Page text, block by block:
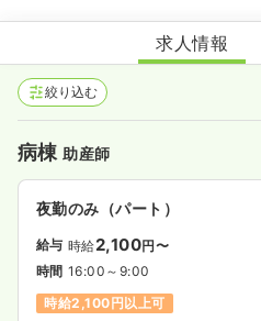
福永
求人情報
絞り込む
病棟 助産師
夜勤のみ（パート）
給与 時給2,100円〜
時間 16:00～9:00
時給2,100円以上可